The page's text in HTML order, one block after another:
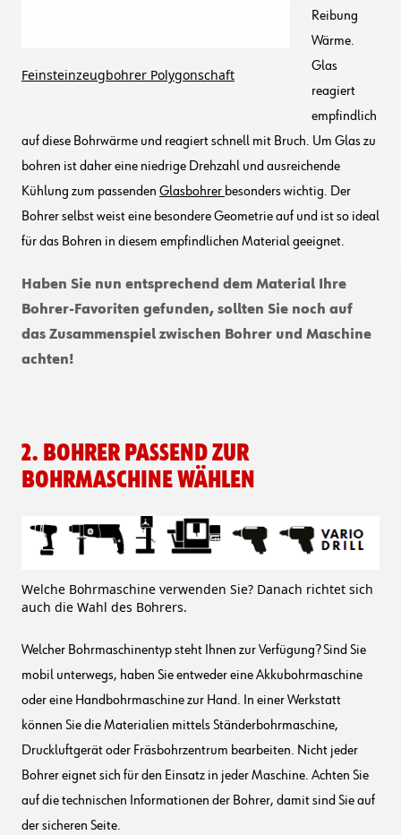
Feinsteinzeugbohrer Polygonschaft
Reibung
Wärme.
Glas
reagiert
empfindlich
auf diese Bohrwärme und reagiert schnell mit Bruch. Um Glas zu
bohren ist daher eine niedrige Drehzahl und ausreichende
Kühlung zum passenden Glasbohrer besonders wichtig. Der
Bohrer selbst weist eine besondere Geometrie auf und ist so ideal
für das Bohren in diesem empfindlichen Material geeignet.
Haben Sie nun entsprechend dem Material Ihre
Bohrer-Favoriten gefunden, sollten Sie noch auf
das Zusammenspiel zwischen Bohrer und Maschine
achten!
2. Bohrer passend zur
Bohrmaschine wählen
Welche Bohrmaschine verwenden Sie? Danach richtet sich
auch die Wahl des Bohrers.
Welcher Bohrmaschinentyp steht Ihnen zur Verfügung? Sind Sie
mobil unterwegs, haben Sie entweder eine Akkubohrmaschine
oder eine Handbohrmaschine zur Hand. In einer Werkstatt
können Sie die Materialien mittels Ständerbohrmaschine,
Druckluftgerät oder Fräsbohrzentrum bearbeiten. Nicht jeder
Bohrer eignet sich für den Einsatz in jeder Maschine. Achten Sie
auf die technischen Informationen der Bohrer, damit sind Sie auf
der sicheren Seite.